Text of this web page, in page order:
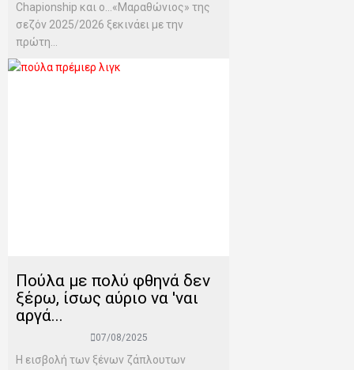
Chapionship και ο...«Μαραθώνιος» της
σεζόν 2025/2026 ξεκινάει με την
πρώτη...
Πούλα με πολύ φθηνά δεν
ξέρω, ίσως αύριο να 'ναι
αργά...
07/08/2025
Η εισβολή των ξένων ζάπλουτων